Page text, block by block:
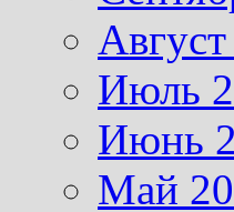
Июль
Июнь
Май